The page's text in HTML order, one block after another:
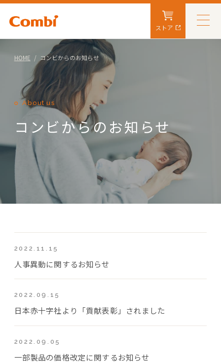
ストア
HOME コンビからのお知らせ
About us
コンビからのお知らせ
2022.11.15
人事異動に関するお知らせ
2022.09.15
日本赤十字社より「貢献表彰」されました
2022.09.05
一部製品の価格改定に関するお知らせ